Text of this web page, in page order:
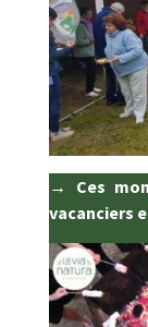
→ Ces
vacanciers